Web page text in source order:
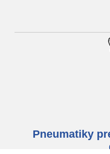
Pneumatiky